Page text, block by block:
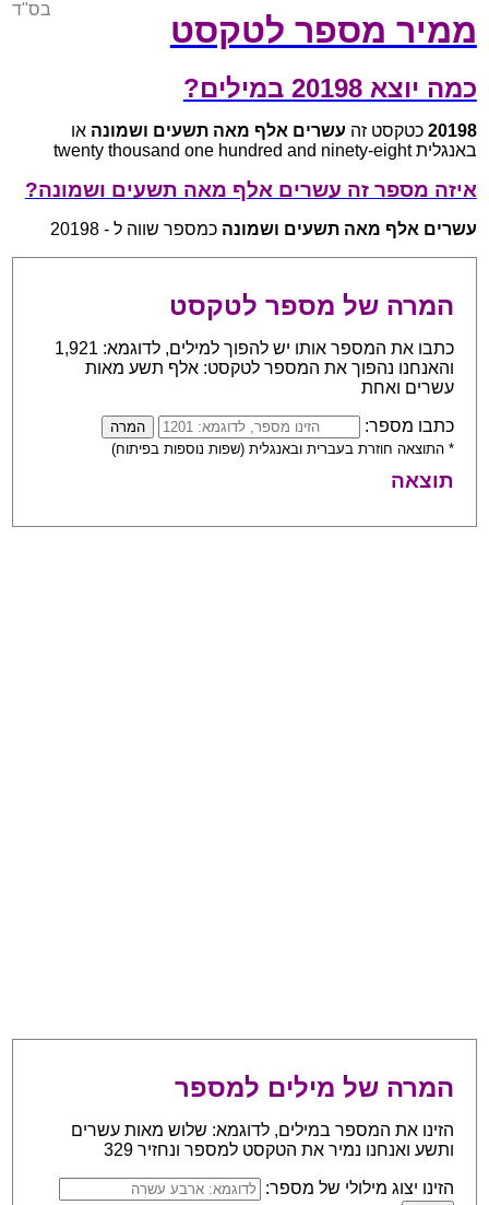
ממיר מספר לטקסט
בס"ד
כמה יוצא 20198 במילים?
20198 כטקסט זה עשרים אלף מאה תשעים ושמונה או
באנגלית twenty thousand one hundred and ninety-eight
איזה מספר זה עשרים אלף מאה תשעים ושמונה?
עשרים אלף מאה תשעים ושמונה כמספר שווה ל - 20198
המרה של מספר לטקסט
כתבו את המספר אותו יש להפוך למילים, לדוגמא: 1,921
והאנחנו נהפוך את המספר לטקסט: אלף תשע מאות
עשרים ואחת
כתבו מספר:
* התוצאה חוזרת בעברית ובאנגלית (שפות נוספות בפיתוח)
תוצאה
המרה של מילים למספר
הזינו את המספר במילים, לדוגמא: שלוש מאות עשרים
ותשע ואנחנו נמיר את הטקסט למספר ונחזיר 329
הזינו יצוג מילולי של מספר: